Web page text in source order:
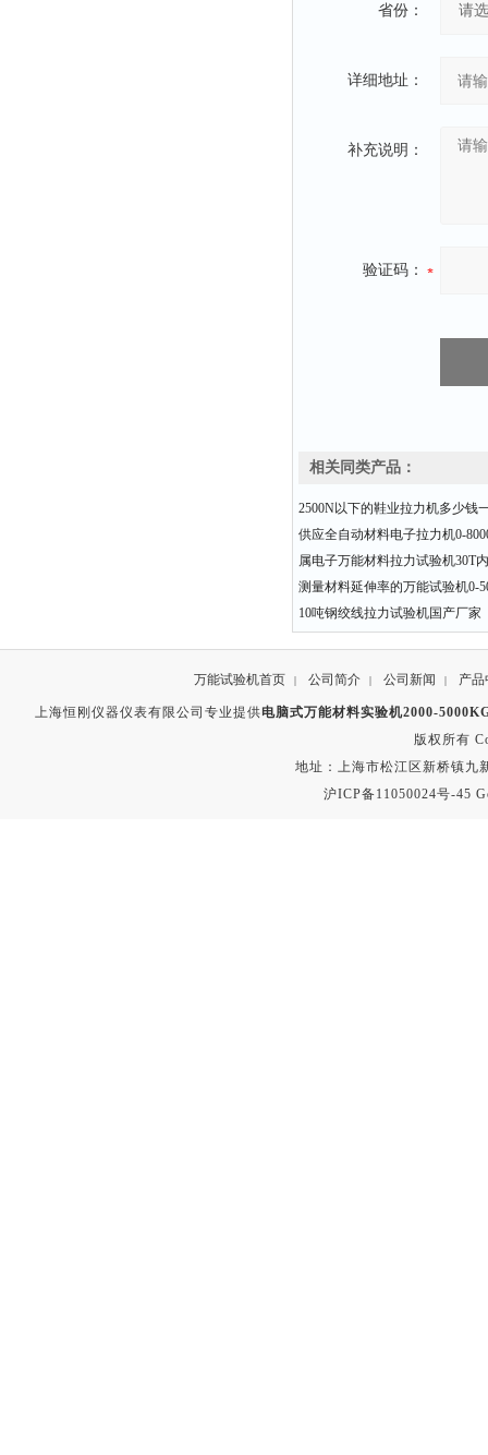
省份：
详细地址：
补充说明：
验证码：
相关同类产品：
2500N以下的鞋业拉力机多少钱
供应全自动材料电子拉力机0-
属电子万能材料拉力试验机30T
测量材料延伸率的万能试验机0-
10吨钢绞线拉力试验机国产厂家
万能试验机首页 | 公司简介 | 公司新闻 | 产品
上海恒刚仪器仪表有限公司专业提供电脑式万能材料实验机2000-
版权所有
地址：上海市松江区新桥镇九
沪ICP备11050024号-45